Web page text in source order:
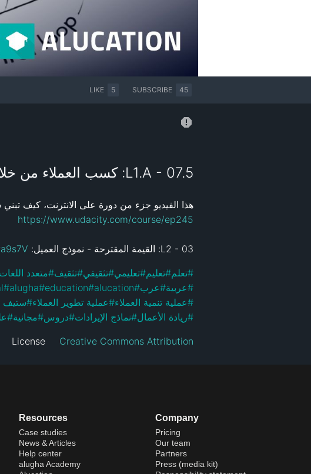
LIKE 5 SUBSCRIBE 45
L1.A - 07.5: كسب العملاء من خلال القنوات الرقمية
هذا الفيديو جزء من دورة على الانترنت، كيف
https://www.udacity.com/course/ep245
L2 - 03: القيمة المقترحة - نموذج العميل:
#تعلم#تعليم#تعليمي#تثقيفي#تثقيف#متعدد اللغات
#عربية#عرب#
alucation
#
education
#
alugha
#
#عملية تنمية العملاء#عملية تطوير العملاء#ستيف
#ريادة الأعمال#نماذج الإيرادات#دروس#مجانية#
License Creative Commons Attribution
Resources
Case studies
News & Articles
Help center
alugha Academy
Company
Pricing
Our team
Partners
Press (media kit)